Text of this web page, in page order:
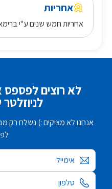
אחריות
אחריות חמש שנים ע"י
לא רוצים
אנחנו לא מציקים :) נשלח רק
אימייל